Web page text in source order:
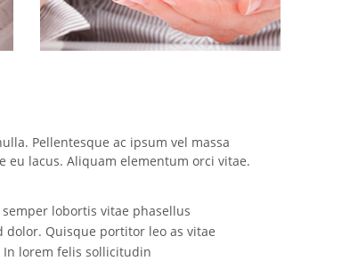
Pellentesque ac ipsum vel massa
eu lacus. Aliquam elementum orci vitae.
lobortis vitae phasellus
dolor. Quisque portitor leo as vitae
lorem felis sollicitudin